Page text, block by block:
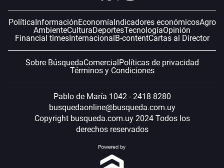
PolíticaInformaciónEconomíaIndicadores económicosAgro
AmbienteCulturaDeportesTecnologíaOpinión
Financial timesInternacionalB-contentCartas al Director
Sobre BúsquedaComercialPolíticas de privacidad
Términos y Condiciones
Pablo de María 1042 - 2418 8280
busquedaonline@busqueda.com.uy
Copyright busqueda.com.uy 2024 Todos los
derechos reservados